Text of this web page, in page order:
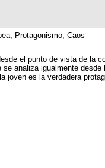
; Protagonismo; Caos
el punto de vista de la
analiza igualmente
joven es la verdadera